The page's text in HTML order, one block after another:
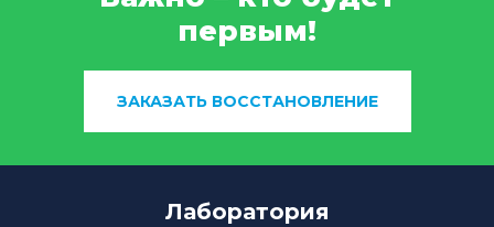
первым!
ЗАКАЗАТЬ ВОССТАНОВЛЕНИЕ
Лаборатория